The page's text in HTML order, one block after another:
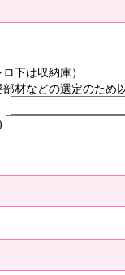
下は収納庫）
材などの選定のため